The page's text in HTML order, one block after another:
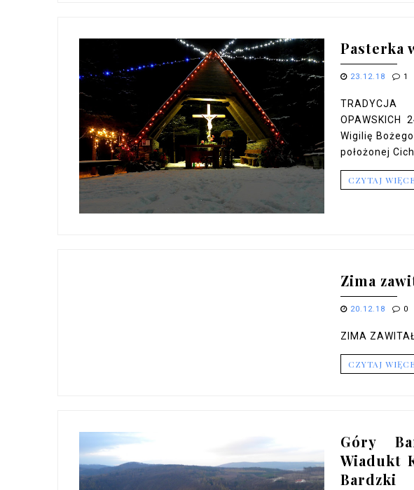
Pasterka
23.12.18 1
TRADYCJA
Wigilię
położonej
CZYTAJ
Zima
20.12.18 0
ZIMA
CZYTAJ
Góry
Wiadukt
Bardzki